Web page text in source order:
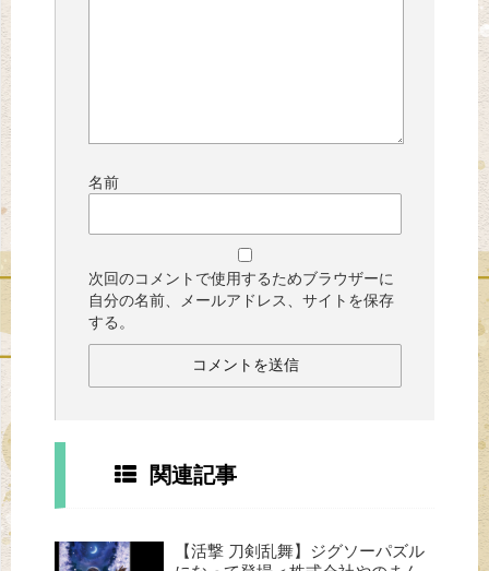
名前
次回のコメントで使用するためブラウザーに
自分の名前、メールアドレス、サイトを保存
する。
関連記事
【活撃 刀剣乱舞】ジグソーパズル